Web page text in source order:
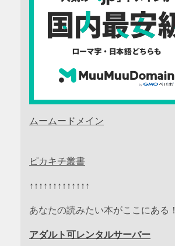
ムームードメイン
ピカキチ叢書
↑↑↑↑↑↑↑↑↑↑↑↑↑
あなたの読みたい本がここにある！
アダルト可レンタルサーバー